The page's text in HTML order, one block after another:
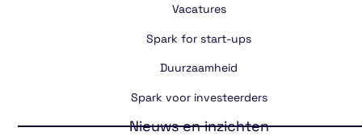
Vacatures
Spark for start-ups
Duurzaamheid
Spark voor investeerders
Nieuws en inzichten